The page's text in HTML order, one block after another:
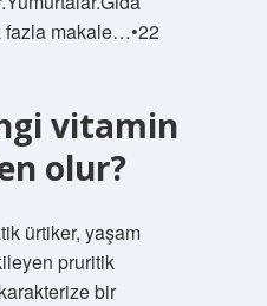
fazla makale…•22
vitamin
olur?
ürtiker, yaşam
pruritik
bir